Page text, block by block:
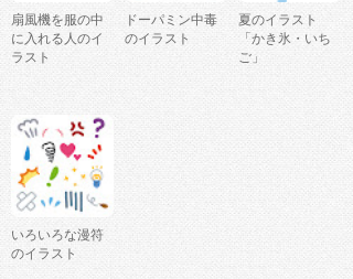
扇風機を服の中
に入れる人のイ
ラスト
ドーパミン中毒
のイラスト
夏のイラスト
「かき氷・いち
ご」
いろいろな漫符
のイラスト